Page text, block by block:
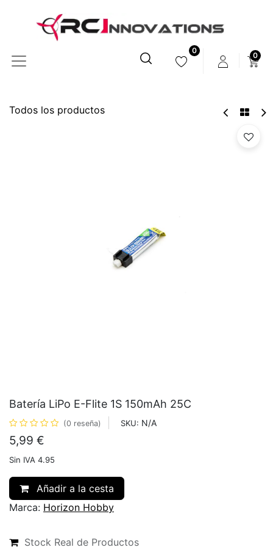
0
0
Todos los productos
Batería LiPo E-Flite 1S 150mAh 25C
(0 reseña) SKU: N/A
5,99 €
Sin IVA 4.95
Añadir a la cesta
Marca: Horizon Hobby
Stock Real de Productos